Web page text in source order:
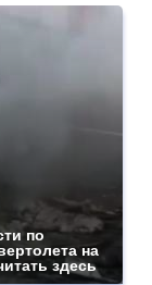
по
на
здесь